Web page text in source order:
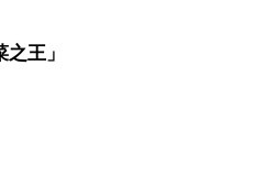
王」